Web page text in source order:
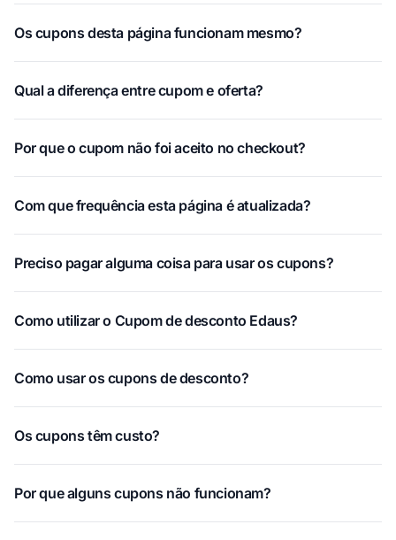
Os cupons desta página funcionam mesmo?
Qual a diferença entre cupom e oferta?
Por que o cupom não foi aceito no checkout?
Com que frequência esta página é atualizada?
Preciso pagar alguma coisa para usar os cupons?
Como utilizar o Cupom de desconto Edaus?
Como usar os cupons de desconto?
Os cupons têm custo?
Por que alguns cupons não funcionam?